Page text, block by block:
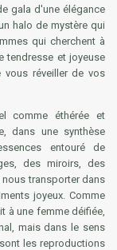
gala d'une élégance
halo de mystère qui
qui cherchent à
tendresse et joyeuse
vous réveiller de vos
comme éthérée et
dans une synthèse
entouré de
des miroirs, des
transporter dans
joyeux. Comme
à une femme déifiée,
mais dans le sens
les reproductions